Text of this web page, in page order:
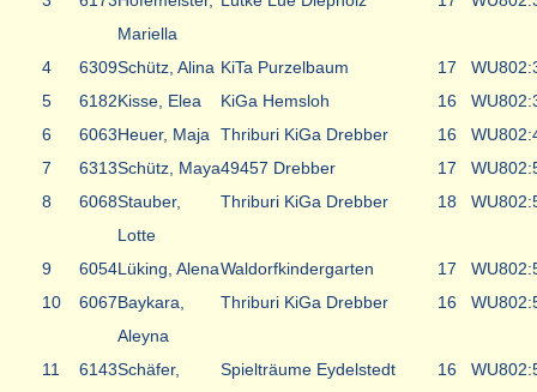
Mariella
4 6309Schütz, Alina KiTa Purzelbaum 17 WU8
5
6182Kisse, Elea KiGa Hemsloh 16 WU8
6
6063Heuer, Maja Thriburi KiGa Drebber 16 WU8
7
6313Schütz, Maya49457 Drebber 17 WU8
8
6068Stauber,
Lotte
Thriburi KiGa Drebber 18 WU8
9 6054Lüking, AlenaWaldorfkindergarten 17 WU8
10
6067Baykara,
Aleyna
Thriburi KiGa Drebber 16 WU8
11 6143Schäfer,
Spielträume Eydelstedt 16 WU8